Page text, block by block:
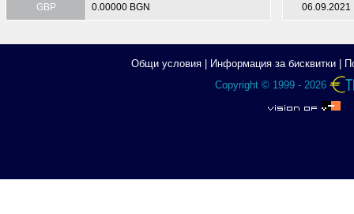
GBP 0.00000 BGN 06.09.2021
Общи условия| Информация за бисквитки|
Copyright © 1999 - 2026